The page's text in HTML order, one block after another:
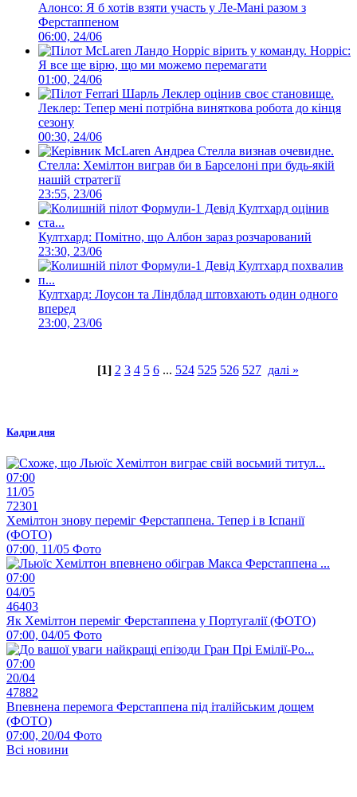
Алонсо: Я б хотів взяти участь у Ле-Мані разом з
Ферстаппеном
06:00, 24/06
Норріс:
Я все ще вірю, що ми можемо перемагати
01:00, 24/06
Леклер: Тепер мені потрібна виняткова робота до кінця
сезону
00:30, 24/06
Стелла: Хемілтон виграв би в Барселоні при будь-якій
нашій стратегії
23:55, 23/06
Култхард: Помітно, що Албон зараз розчарований
23:30, 23/06
Култхард: Лоусон та Ліндблад штовхають один одного
вперед
23:00, 23/06
[1] 2 3 4 5 6... 524 525 526 527 далі »
Кадри дня
07:00
11/05
72301
Хемілтон знову переміг Ферстаппена. Тепер і в Іспанії
(ФОТО)
07:00, 11/05 Фото
07:00
04/05
46403
Як Хемілтон переміг Ферстаппена у Португалії (ФОТО)
07:00, 04/05 Фото
07:00
20/04
47882
Впевнена перемога Ферстаппена під італійським дощем
(ФОТО)
07:00, 20/04 Фото
Всі новини